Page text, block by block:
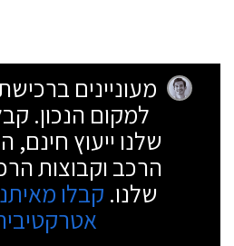
מעוניינים
למקום הנכון.
שלנו ייעוץ חינם,
הרכב וקבוצות
שלנו. קבלו